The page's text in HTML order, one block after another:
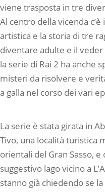
viene trasposta in tre
Al centro della vicenda
artistica e la storia di tre
diventare adulte e il
la serie di Rai 2 ha anche
misteri da risolvere e
a galla nel corso dei vari
La serie è stata girata in
Tivo, una località turistica
orientali del Gran Sasso,
suggestivo lago vicino a
stanno già chiedendo se